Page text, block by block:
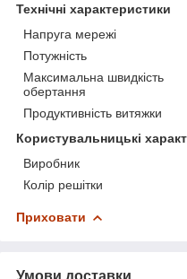
Технічні характеристики
Напруга мережі
Потужність
Максимальна швидкість
обертання
Продуктивність витяжки
Користувальницькі
Виробник
Колір решітки
Приховати
Умови доставки